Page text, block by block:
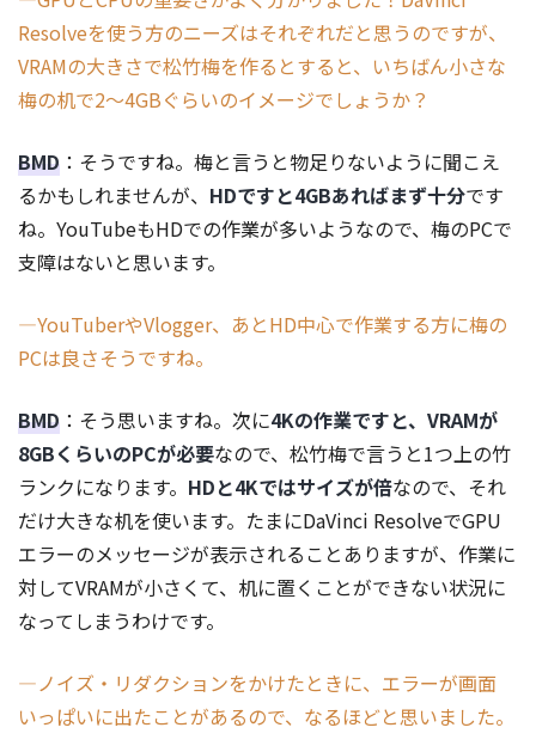
Resolveを使う方のニーズはそれぞれだと思うのですが、
VRAMの大きさで松竹梅を作るとすると、いちばん小さな
梅の机で2～4GBぐらいのイメージでしょうか？
BMD ：そうですね。梅と言うと物足りないように聞こえ
るかもしれませんが、 HDですと4GBあればまず十分です
ね。YouTubeもHDでの作業が多いようなので、梅のPCで
支障はないと思います。
―YouTuberやVlogger、あとHD中心で作業する方に梅の
PCは良さそうですね。
BMD ：そう思いますね。次に4Kの作業ですと、VRAMが
8GBくらいのPCが必要なので、松竹梅で言うと1つ上の竹
ランクになります。 HDと4Kではサイズが倍なので、それ
だけ大きな机を使います。たまにDaVinci ResolveでGPU
エラーのメッセージが表示されることありますが、作業に
対してVRAMが小さくて、机に置くことができない状況に
なってしまうわけです。
―ノイズ・リダクションをかけたときに、エラーが画面
いっぱいに出たことがあるので、なるほどと思いました。